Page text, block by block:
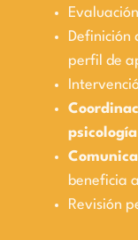
Definición
perfil de
psicología
beneficia
Revisión